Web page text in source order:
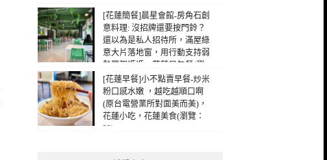
[花蓮簡餐]晨星會館-房角石創
意料理: 沒招牌還要按門鈴？
還以為是私人招待所，滿屋綠
意大片落地窗，用行動支持弱
勢單親媽媽，花蓮早午餐(瀏
覽：24)
[花蓮早餐]小不點賣早餐-炒米
粉口感水嫩 ，越吃越順口啊
(原台電營業所對面美而美)，
花蓮小吃，花蓮美食(瀏覽：
22)